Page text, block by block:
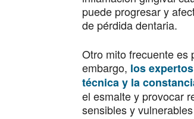
puede progresar y
de pérdida dentaria.
Otro mito frecuente es
embargo, los
técnica y la
el esmalte y provocar
sensibles y